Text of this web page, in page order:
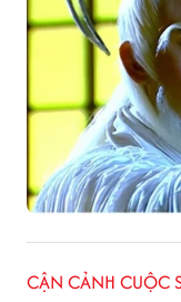
CẬN CẢNH CUỘC